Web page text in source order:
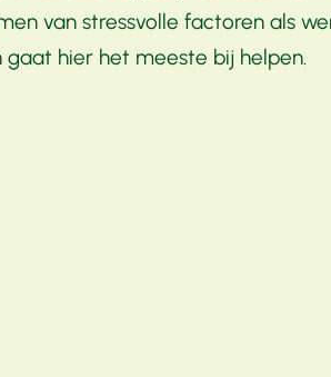
van stressvolle factoren als
gaat hier het meeste bij helpen.